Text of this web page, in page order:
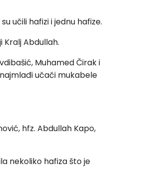
učili hafizi i jednu hafize.
Kralj Abdullah.
Muhamed Čirak i
učači mukabele
hfz. Abdullah Kapo,
nekoliko hafiza što je